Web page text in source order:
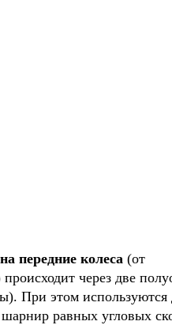
передние колеса (от
через две
При этом используются
равных угловых